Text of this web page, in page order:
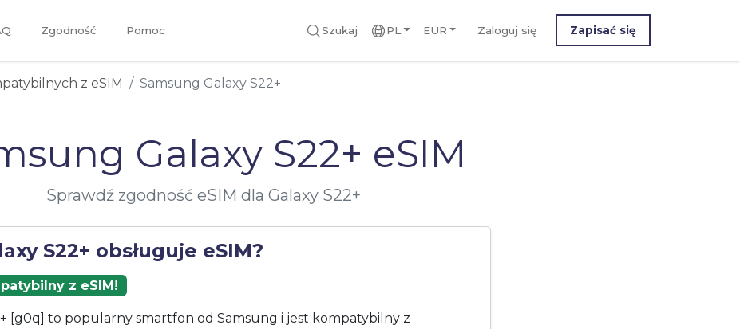
Zgodność Pomoc Szukaj PL EUR Zaloguj się Zapisać się
z eSIM Samsung Galaxy S22+
Galaxy S22+ eSIM
Sprawdź zgodność eSIM dla Galaxy S22+
S22+ obsługuje eSIM?
z eSIM!
[g0q] to popularny smartfon od Samsung i jest kompatybilny z